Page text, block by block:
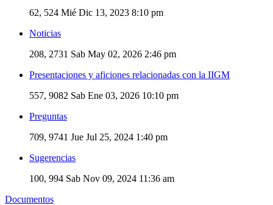
62, 524 Mié Dic 13, 2023 8:10 pm
Noticias
208, 2731 Sab May 02, 2026 2:46 pm
Presentaciones y aficiones relacionadas con la IIGM
557, 9082 Sab Ene 03, 2026 10:10 pm
Preguntas
709, 9741 Jue Jul 25, 2024 1:40 pm
Sugerencias
100, 994 Sab Nov 09, 2024 11:36 am
Documentos